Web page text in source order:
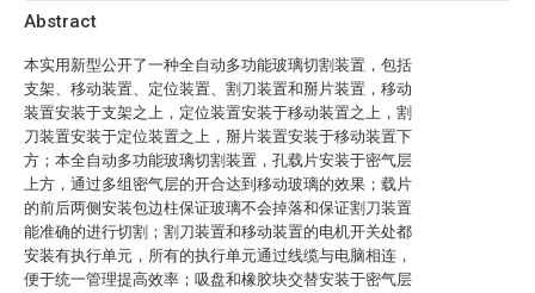
Abstract
本实用新型公开了一种全自动多功能玻璃切割装置，包括
支架、移动装置、定位装置、割刀装置和掰片装置，移动
装置安装于支架之上，定位装置安装于移动装置之上，割
刀装置安装于定位装置之上，掰片装置安装于移动装置下
方；本全自动多功能玻璃切割装置，孔载片安装于密气层
上方，通过多组密气层的开合达到移动玻璃的效果；载片
的前后两侧安装包边柱保证玻璃不会掉落和保证割刀装置
能准确的进行切割；割刀装置和移动装置的电机开关处都
安装有执行单元，所有的执行单元通过线缆与电脑相连，
便于统一管理提高效率；吸盘和橡胶块交替安装于密气层